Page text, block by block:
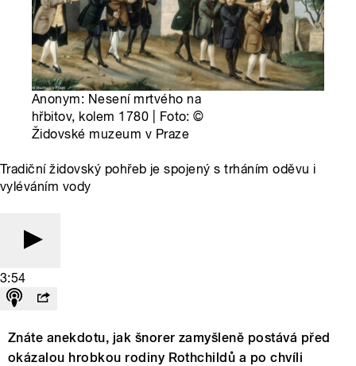
Anonym: Nesení mrtvého na
hřbitov, kolem 1780 | Foto: ©
Židovské muzeum v Praze
Tradiční židovský pohřeb je spojený s trháním oděvu i
vyléváním vody
3:54
Znáte anekdotu, jak šnorer zamyšleně postává před
okázalou hrobkou rodiny Rothchildů a po chvíli